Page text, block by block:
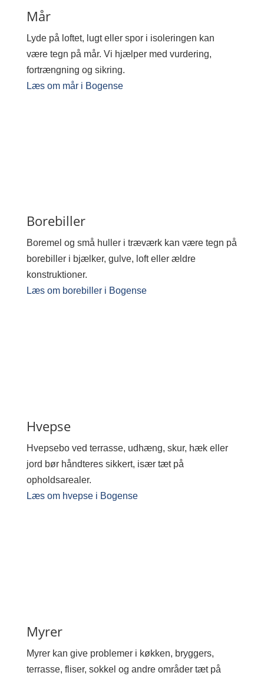
Mår
Lyde på loftet, lugt eller spor i isoleringen kan
være tegn på mår. Vi hjælper med vurdering,
fortrængning og sikring.
Læs om mår i Bogense
Borebiller
Boremel og små huller i træværk kan være tegn på
borebiller i bjælker, gulve, loft eller ældre
konstruktioner.
Læs om borebiller i Bogense
Hvepse
Hvepsebo ved terrasse, udhæng, skur, hæk eller
jord bør håndteres sikkert, især tæt på
opholdsarealer.
Læs om hvepse i Bogense
Myrer
Myrer kan give problemer i køkken, bryggers,
terrasse, fliser, sokkel og andre områder tæt på